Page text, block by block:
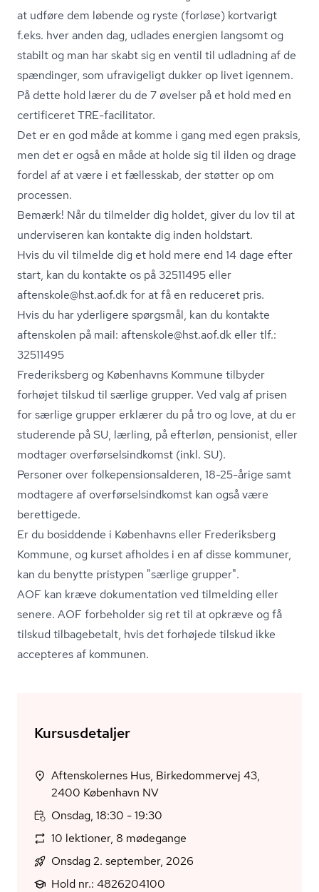
at udføre dem løbende og ryste (forløse) kortvarigt
f.eks. hver anden dag, udlades energien langsomt og
stabilt og man har skabt sig en ventil til udladning af de
spændinger, som ufravigeligt dukker op livet igennem.
På dette hold lærer du de 7 øvelser på et hold med en
certificeret TRE-facilitator.
Det er en god måde at komme i gang med egen praksis,
men det er også en måde at holde sig til ilden og drage
fordel af at være i et fællesskab, der støtter op om
processen.
Bemærk! Når du tilmelder dig holdet, giver du lov til at
underviseren kan kontakte dig inden holdstart.
Hvis du vil tilmelde dig et hold mere end 14 dage efter
start, kan du kontakte os på 32511495 eller
aftenskole@hst.aof.dk for at få en reduceret pris.
Hvis du har yderligere spørgsmål, kan du kontakte
aftenskolen på mail: aftenskole@hst.aof.dk eller tlf.:
32511495
Frederiksberg og Københavns Kommune tilbyder
forhøjet tilskud til særlige grupper. Ved valg af prisen
for særlige grupper erklærer du på tro og love, at du er
studerende på SU, lærling, på efterløn, pensionist, eller
modtager over­før­sels­ind­komst (inkl. SU).
Personer over fol­ke­pen­sions­al­de­ren, 18-25-årige samt
modtagere af over­før­sels­ind­komst kan også være
berettigede.
Er du bosiddende i Københavns eller Frederiksberg
Kommune, og kurset afholdes i en af disse kommuner,
kan du benytte pristypen "særlige grupper".
AOF kan kræve dokumentation ved tilmelding eller
senere. AOF forbeholder sig ret til at opkræve og få
tilskud tilbagebetalt, hvis det forhøjede tilskud ikke
accepteres af kommunen.
Kursusdetaljer
Aftenskolernes Hus, Birkedommervej 43,
2400 København NV
Onsdag, 18:30 - 19:30
10 lektioner, 8 mødegange
Onsdag 2. september, 2026
Hold nr.: 4826204100